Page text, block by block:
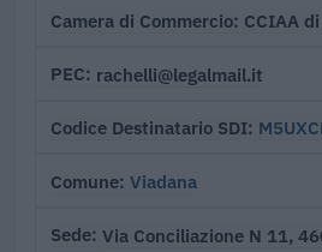
Camera di Commercio CCIAA
PEC rachelli@legalmail.it
Codice Destinatario SDI
Comune Viadana
Sede Via Conciliazione N 11,